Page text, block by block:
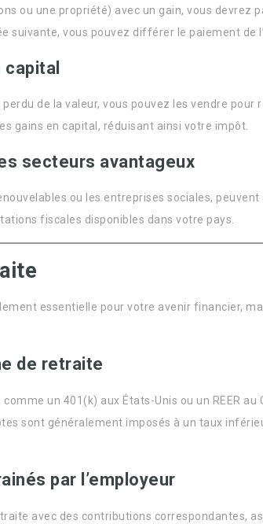
ou une propriété) avec un gain, vous devrez
suivante, vous pouvez différer le paiement de
de la valeur, vous pouvez les vendre pour
gains en capital, réduisant ainsi votre impôt.
secteurs avantageux
ou les entreprises sociales,
fiscales disponibles dans votre pays.
essentielle pour votre avenir financier,
de retraite
un 401(k) aux États-Unis ou un REER
sont généralement imposés à un taux
par l’employeur
avec des contributions correspondantes,